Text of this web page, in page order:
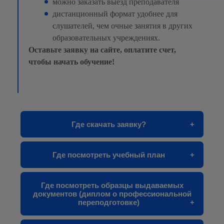
можно заказать выезд преподавателя
дистанционный формат удобнее для
слушателей, чем очные занятия в других
образовательных учреждениях.
Оставьте заявку на сайте, оплатите счет,
чтобы начать обучение!
Где скачать заявку?
Переходим на любой курс, в карточке курса
есть 2 кнопки «Юр лицо» и «Физ лицо».
Скачиваете нужную вам заявку, заполняете ее и
Где посмотреть учебный план
На странице каждого курса у нас есть учебный
план. Он находится в блоке «Информация», во
вкладке «Учебный план».
Где посмотреть образцы выдаваемых
документов (диплом о профессиональной
переподготовке)